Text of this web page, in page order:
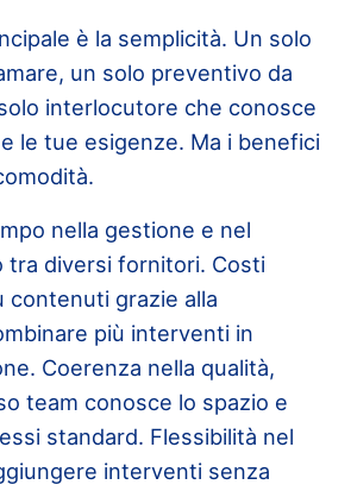
è la semplicità. Un solo
un solo preventivo da
interlocutore che conosce
le tue esigenze. Ma i benefici
nella gestione e nel
tra diversi fornitori. Costi
contenuti grazie alla
più interventi in
Coerenza nella qualità,
team conosce lo spazio e
standard. Flessibilità nel
interventi senza